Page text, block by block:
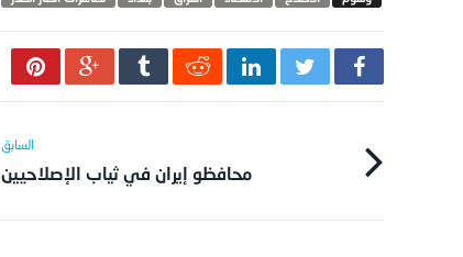
محافظو إيران في ثياب الإصلاحيين